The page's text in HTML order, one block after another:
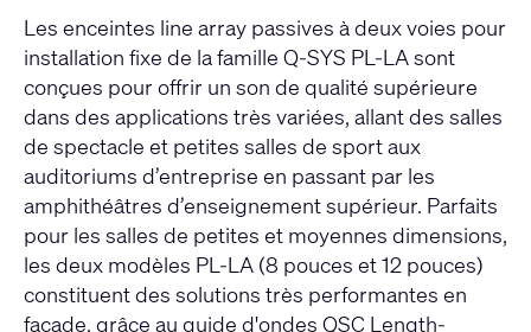
Les enceintes line array passives à deux voies pour
installation fixe de la famille Q-SYS PL-LA sont
conçues pour offrir un son de qualité supérieure
dans des applications très variées, allant des salles
de spectacle et petites salles de sport aux
auditoriums d’entreprise en passant par les
amphithéâtres d’enseignement supérieur. Parfaits
pour les salles de petites et moyennes dimensions,
les deux modèles PL-LA (8 pouces et 12 pouces)
constituent des solutions très performantes en
façade, grâce au guide d'ondes QSC Length-